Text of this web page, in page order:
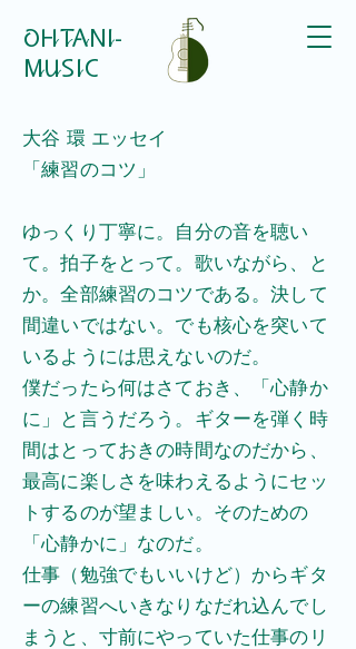
​OHTANI-
MUSIC
大谷 環 エッセイ
​「練習のコツ」
​ゆっくり丁寧に。自分の音を聴い
て。拍子をとって。歌いながら、と
か。全部練習のコツである。決して
間違いではない。でも核心を突いて
いるようには思えないのだ。
僕だったら何はさておき、「心静か
に」と言うだろう。ギターを弾く時
間はとっておきの時間なのだから、
最高に楽しさを味わえるようにセッ
トするのが望ましい。そのための
「心静かに」なのだ。
仕事（勉強でもいいけど）からギタ
ーの練習へいきなりなだれ込んでし
まうと、寸前にやっていた仕事のリ